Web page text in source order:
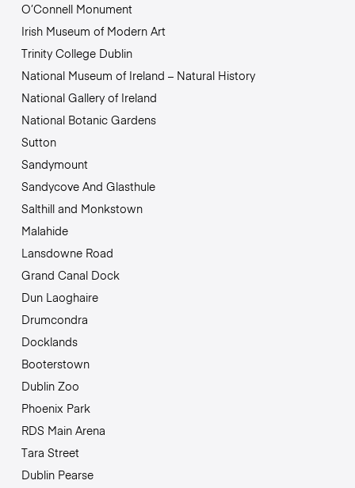
O’Connell Monument
Irish Museum of Modern Art
Trinity College Dublin
National Museum of Ireland – Natural History
National Gallery of Ireland
National Botanic Gardens
Sutton
Sandymount
Sandycove And Glasthule
Salthill and Monkstown
Malahide
Lansdowne Road
Grand Canal Dock
Dun Laoghaire
Drumcondra
Docklands
Booterstown
Dublin Zoo
Phoenix Park
RDS Main Arena
Tara Street
Dublin Pearse